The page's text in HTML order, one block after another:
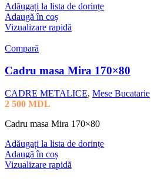
Adăugați la lista de dorințe
Adaugă în coș
Vizualizare rapidă
Compară
Cadru masa Mira 170×80
CADRE METALICE, Mese Bucatarie
2 500 MDL
Cadru masa Mira 170×80
Adăugați la lista de dorințe
Adaugă în coș
Vizualizare rapidă